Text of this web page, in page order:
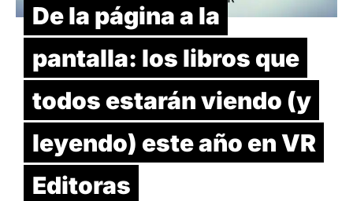
De la página a la
pantalla: los libros que
todos estarán viendo (y
leyendo) este año en VR
Editoras